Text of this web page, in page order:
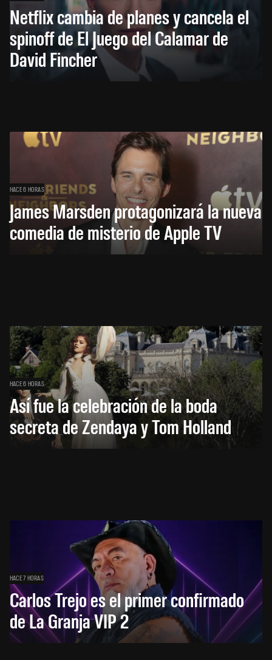
Netflix cambia de planes y cancela el
spinoff de El Juego del Calamar de
David Fincher
HACE 6 HORAS
James Marsden protagonizará la nueva
comedia de misterio de Apple TV
HACE 6 HORAS
Así fue la celebración de la boda
secreta de Zendaya y Tom Holland
HACE 7 HORAS
Carlos Trejo es el primer confirmado
de La Granja VIP 2